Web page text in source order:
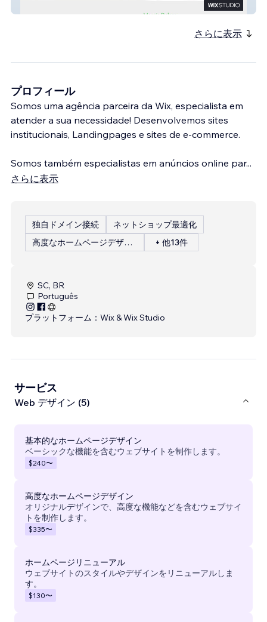
さらに表示
プロフィール
Somos uma agência parceira da Wix, especialista em
atender a sua necessidade! Desenvolvemos sites
institucionais, Landingpages e sites de e-commerce.
Somos também especialistas em anúncios online par...
さらに表示
独自ドメイン接続
ネットショップ最適化
高度なホームページデザイン
+ 他13件
SC, BR
Português
プラットフォーム： Wix & Wix Studio
サービス
Web デザイン (5)
基本的なホームページデザイン
ベーシックな機能を含むウェブサイトを制作します。
$240〜
高度なホームページデザイン
オリジナルデザインで、高度な機能などを含むウェブサイ
トを制作します。
$335〜
ホームページリニューアル
ウェブサイトのスタイルやデザインをリニューアルしま
す。
$130〜